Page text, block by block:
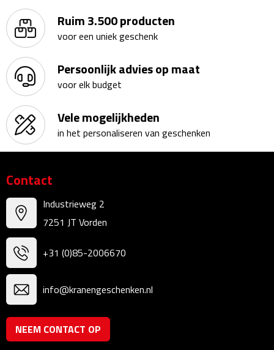
Bureaulampen
Bureau onderleggers
Bureau organizers
Bureausets
Bureau ventilatoren
Gummen
Linialen
Magneten
Pennen etui's
Ruim 3.500 producten
voor een uniek geschenk
Persoonlijk advies op maat
voor elk budget
Vele mogelijkheden
in het personaliseren van geschenken
Contact
Industrieweg 2
7251 JT Vorden
+31 (0)85-2006670
info@kranengeschenken.nl
NEEM CONTACT OP